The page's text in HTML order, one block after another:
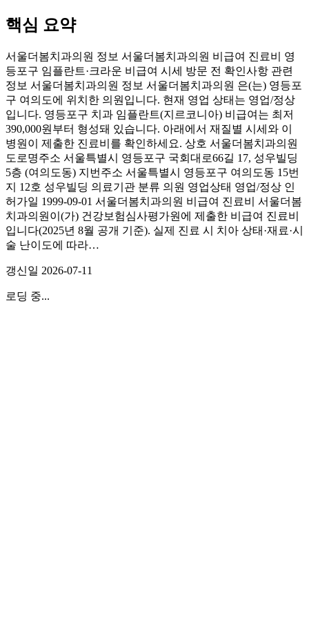
핵심 요약
서울더봄치과의원 정보 서울더봄치과의원 비급여 진료비 영
등포구 임플란트·크라운 비급여 시세 방문 전 확인사항 관련
정보 서울더봄치과의원 정보 서울더봄치과의원 은(는) 영등포
구 여의도에 위치한 의원입니다. 현재 영업 상태는 영업/정상
입니다. 영등포구 치과 임플란트(지르코니아) 비급여는 최저
390,000원부터 형성돼 있습니다. 아래에서 재질별 시세와 이
병원이 제출한 진료비를 확인하세요. 상호 서울더봄치과의원
도로명주소 서울특별시 영등포구 국회대로66길 17, 성우빌딩
5층 (여의도동) 지번주소 서울특별시 영등포구 여의도동 15번
지 12호 성우빌딩 의료기관 분류 의원 영업상태 영업/정상 인
허가일 1999-09-01 서울더봄치과의원 비급여 진료비 서울더봄
치과의원이(가) 건강보험심사평가원에 제출한 비급여 진료비
입니다(2025년 8월 공개 기준). 실제 진료 시 치아 상태·재료·시
술 난이도에 따라…
갱신일 2026-07-11
로딩 중...